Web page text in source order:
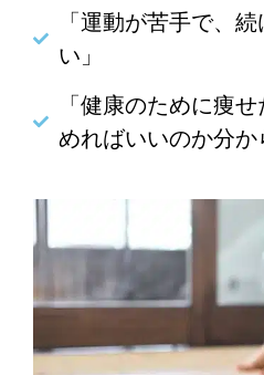
「運動が苦手で、
い」
「健康のために痩
めればいいのか分か